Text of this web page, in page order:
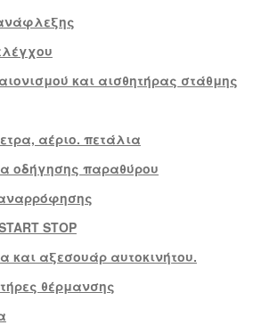
και αισθητήρας στάθμης
αέριο. πετάλια
οδήγησης παραθύρου
STOP
και αξεσουάρ αυτοκινήτου.
θέρμανσης